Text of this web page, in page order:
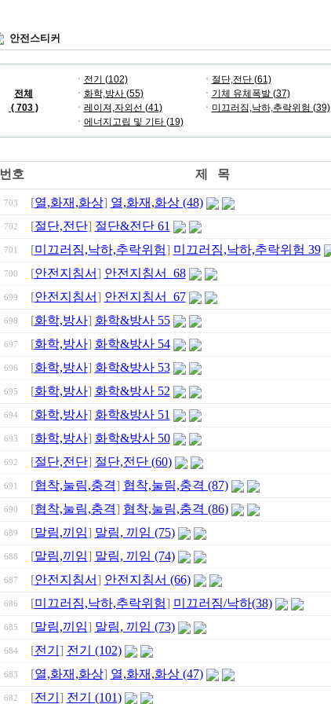
안전스티커
전체
( 703 )
ㆍ 전기 (102) ㆍ 절단,전단 (61)
ㆍ 화학,방사 (55) ㆍ 기체 유체폭발 (37)
ㆍ 레이져,자외선 (41) ㆍ 미끄러짐,낙하,추락위험 (39)
ㆍ 에너지고립 및 기타 (19)
번호 제 목
703 [열,화재,화상] 열,화재,화상 (48)
702 [절단,전단] 절단&전단 61
701 [미끄러짐,낙하,추락위험] 미끄러짐,낙하,추락위험 39
700 [안전지침서] 안전지침서_68
699 [안전지침서] 안전지침서_67
698 [화학,방사] 화학&방사 55
697 [화학,방사] 화학&방사 54
696 [화학,방사] 화학&방사 53
695 [화학,방사] 화학&방사 52
694 [화학,방사] 화학&방사 51
693 [화학,방사] 화학&방사 50
692 [절단,전단] 절단,전단 (60)
691 [협착,눌림,충격] 협착,눌림,충격 (87)
690 [협착,눌림,충격] 협착,눌림,충격 (86)
689 [말림,끼임] 말림, 끼임 (75)
688 [말림,끼임] 말림, 끼임 (74)
687 [안전지침서] 안전지침서 (66)
686 [미끄러짐,낙하,추락위험] 미끄러짐/낙하(38)
685 [말림,끼임] 말림, 끼임 (73)
684 [전기 ] 전기 (102)
683 [열,화재,화상] 열,화재,화상 (47)
682 [전기 ] 전기 (101)